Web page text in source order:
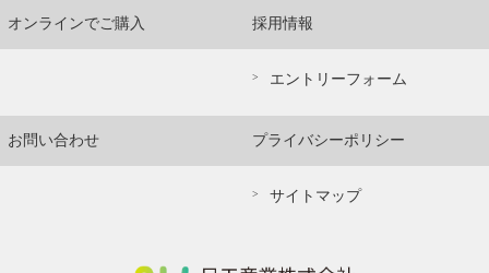
オンラインでご購入 採用情報
エントリーフォーム
お問い合わせ プライバシーポリシー
サイトマップ